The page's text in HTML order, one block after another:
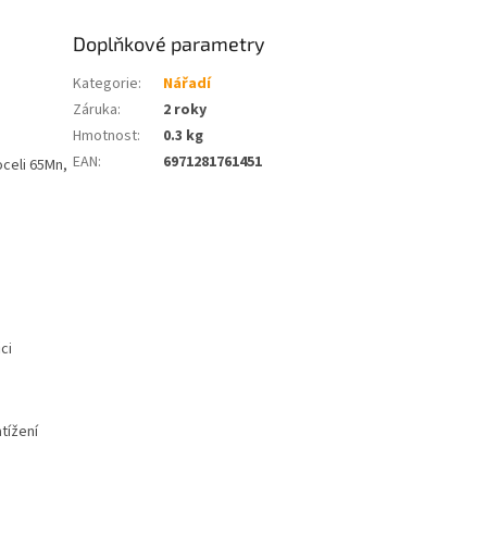
65Mn,
Doplňkové parametry
Kategorie:
Nářadí
Záruka:
2 roky
Hmotnost:
0.3 kg
EAN: 6971281761451